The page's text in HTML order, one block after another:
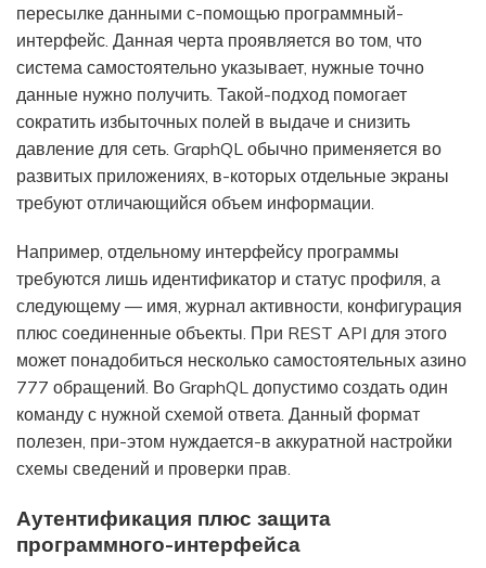
пересылке данными с-помощью программный-
интерфейс. Данная черта проявляется во том, что
система самостоятельно указывает, нужные точно
данные нужно получить. Такой-подход помогает
сократить избыточных полей в выдаче и снизить
давление для сеть. GraphQL обычно применяется во
развитых приложениях, в-которых отдельные экраны
требуют отличающийся объем информации.
Например, отдельному интерфейсу программы
требуются лишь идентификатор и статус профиля, а
следующему — имя, журнал активности, конфигурация
плюс соединенные объекты. При REST API для этого
может понадобиться несколько самостоятельных азино
777 обращений. Во GraphQL допустимо создать один
команду с нужной схемой ответа. Данный формат
полезен, при-этом нуждается-в аккуратной настройки
схемы сведений и проверки прав.
Аутентификация плюс защита
программного-интерфейса